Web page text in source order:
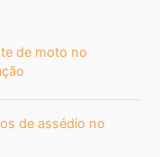
de moto no
de assédio no